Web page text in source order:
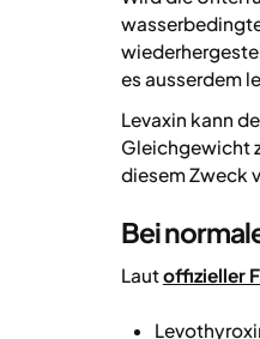
es ausserdem
Levaxin kann
Gleichgewicht
diesem Zweck
Bei
Lautoffizieller